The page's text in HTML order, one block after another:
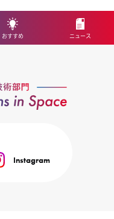
おすすめ ニュース
Instagram